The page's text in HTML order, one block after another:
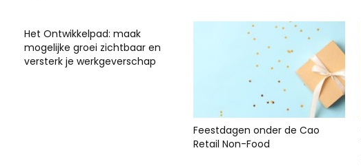
Het Ontwikkelpad: maak
mogelijke groei zichtbaar en
versterk je werkgeverschap
Feestdagen onder de Cao
Retail Non-Food